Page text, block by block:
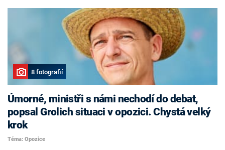
8 fotografií
Úmorné, ministři s námi nechodí do debat,
popsal Grolich situaci v opozici. Chystá velký
krok
Téma: Opozice